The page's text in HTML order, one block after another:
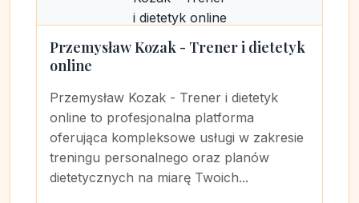
Przemysław Kozak - Trener i dietetyk
online
Przemysław Kozak - Trener i dietetyk
online to profesjonalna platforma
oferująca kompleksowe usługi w zakresie
treningu personalnego oraz planów
dietetycznych na miarę Twoich...